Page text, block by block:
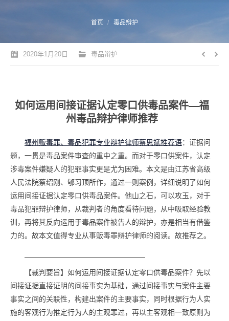
首页 毒品辩护
2020年1月20日 毒品辩护
如何运用间接证据认定零口供毒品案件—福
州毒品辩护律师推荐
福州贩毒罪、毒品犯罪专业辩护律师蔡思斌推荐语：证据问
题，一贯是毒品案件审查的重中之重。而对于零口供案件，认定
涉毒案件嫌疑人的犯罪事实更是尤为困难。本文是由江苏省高级
人民法院蔡绍刚、郇习顶所作，通过一则案例，详细说明了如何
运用间接证据认定零口供毒品案件。他山之石，可以攻玉，对于
毒品犯罪辩护律师，从裁判者的角度看待问题，从中吸取经验教
训，再将其反向运用于毒品案件被告人的辩护，亦是相当有借鉴
力的。故本文值得专业从事贩毒罪辩护律师的阅读。故推荐之。
【裁判要旨】如何运用间接证据认定零口供毒品案件？先以
间接证据直接证明的间接事实为基础，通过间接事实与案件主要
事实之间的关联性，构建出案件的主要事实，同时根据行为人实
施的客观行为推定行为人的主观罪过，再以主客观相一致原则为